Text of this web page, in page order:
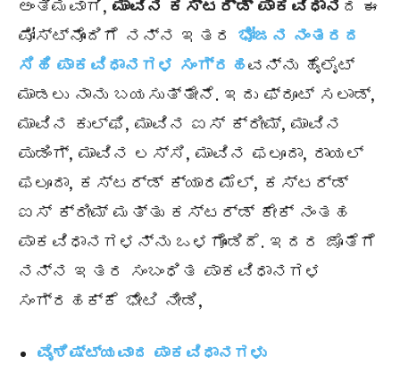
ಅಂತಿಮವಾಗಿ, ಮಾವಿನ ಕಸ್ಟರ್ಡ್ ಪಾಕವಿಧಾನ ದ ಈ
ಪೋಸ್ಟ್‌ನೊಂದಿಗೆ ನನ್ನ ಇತರ ಭೋಜನ ನಂತರದ
ಸಿಹಿ ಪಾಕವಿಧಾನಗಳ ಸಂಗ್ರಹವನ್ನು ಹೈಲೈಟ್
ಮಾಡಲು ನಾನು ಬಯಸುತ್ತೇನೆ. ಇದು ಫ್ರೂಟ್ ಸಲಾಡ್,
ಮಾವಿನ ಕುಲ್ಫಿ, ಮಾವಿನ ಐಸ್ ಕ್ರೀಮ್, ಮಾವಿನ
ಪುಡಿಂಗ್, ಮಾವಿನ ಲಸ್ಸಿ, ಮಾವಿನ ಫಲೂದಾ, ರಾಯಲ್
ಫಲೂದಾ, ಕಸ್ಟರ್ಡ್ ಕ್ಯಾರಮೆಲ್, ಕಸ್ಟರ್ಡ್
ಐಸ್ ಕ್ರೀಮ್ ಮತ್ತು ಕಸ್ಟರ್ಡ್ ಕೇಕ್ ನಂತಹ
ಪಾಕವಿಧಾನಗಳನ್ನು ಒಳಗೊಂಡಿದೆ. ಇದರ ಜೊತೆಗೆ
ನನ್ನ ಇತರ ಸಂಬಂಧಿತ ಪಾಕವಿಧಾನಗಳ
ಸಂಗ್ರಹಕ್ಕೆ ಭೇಟಿ ನೀಡಿ,
ವೈಶಿಷ್ಟ್ಯವಾದ ಪಾಕವಿಧಾನಗಳು